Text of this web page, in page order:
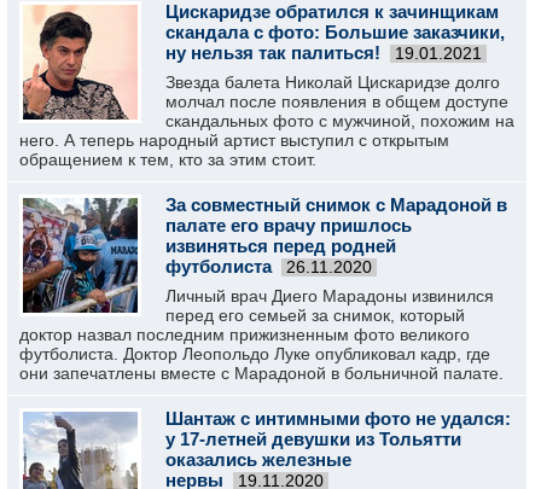
Цискаридзе обратился к зачинщикам
скандала с фото: Большие заказчики,
ну нельзя так палиться!
19.01.2021
Звезда балета Николай Цискаридзе долго
молчал после появления в общем доступе
скандальных фото с мужчиной, похожим на
него. А теперь народный артист выступил с открытым
обращением к тем, кто за этим стоит.
За совместный снимок с Марадоной в
палате его врачу пришлось
извиняться перед родней
футболиста
26.11.2020
Личный врач Диего Марадоны извинился
перед его семьей за снимок, который
доктор назвал последним прижизненным фото великого
футболиста. Доктор Леопольдо Луке опубликовал кадр, где
они запечатлены вместе с Марадоной в больничной палате.
Шантаж с интимными фото не удался:
у 17-летней девушки из Тольятти
оказались железные
нервы
19.11.2020